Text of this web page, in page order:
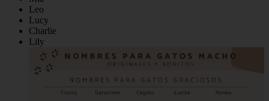
Leo
Lucy
Charlie
Lily